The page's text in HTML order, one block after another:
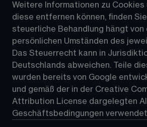
Weitere Informationen zu Cookies
diese entfernen können, finden Sie
steuerliche Behandlung hängt von
persönlichen Umständen des
Das Steuerrecht kann in
Deutschlands abweichen. Teile
wurden bereits von Google
und gemäß der in der Creative
Attribution License dargelegten
Geschäftsbedingungen